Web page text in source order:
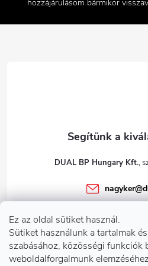
Ez az oldal sütiket használ.
Sütiket használunk a tartalmak
szabásához, közösségi funkciók
weboldalforgalmunk
é
hozzájárulásom bármikor
DUAL BP Hungary Kft.
nagyker@